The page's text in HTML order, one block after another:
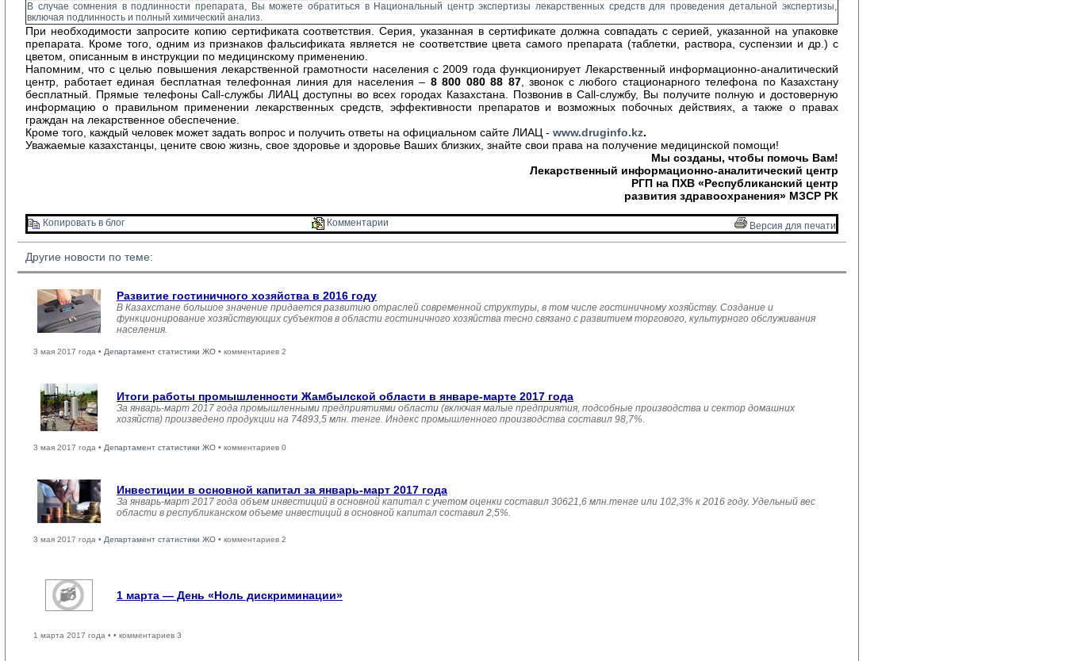
В случае сомнения в подлинности препарата, Вы можете обратиться в Национальный центр экспертизы лекарственных средств для проведения детальной экспертизы,
включая подлинность и полный химический анализ.
При необходимости запросите копию сертификата соответствия. Серия, указанная в сертификате должна совпадать с серией, указанной на упаковке
препарата. Кроме того, одним из признаков фальсификата является не соответствие цвета самого препарата (таблетки, раствора, суспензии и др.) с
цветом, описанным в инструкции по медицинскому применению.
Напомним, что с целью повышения лекарственной грамотности населения с 2009 года функционирует Лекарственный информационно-аналитический
центр, работает единая бесплатная телефонная линия для населения – 8 800 080 88 87, звонок с любого стационарного телефона по Казахстану
бесплатный. Прямые телефоны Call-службы ЛИАЦ доступны во всех городах Казахстана. Позвонив в Call-службу, Вы получите полную и достоверную
информацию о правильном применении лекарственных средств, эффективности препаратов и возможных побочных действиях, а также о правах
граждан на лекарственное обеспечение.
Кроме того, каждый человек может задать вопрос и получить ответы на официальном сайте ЛИАЦ - www.druginfo.kz.
Уважаемые казахстанцы, цените свою жизнь, свое здоровье и здоровье Ваших близких, знайте свои права на получение медицинской помощи!
Мы созданы, чтобы помочь Вам!
Лекарственный информационно-аналитический центр
РГП на ПХВ «Республиканский центр
развития здравоохранения» МЗСР РК
Копировать в блог Комментарии Версия для печати
Другие новости по теме:
Развитие гостиничного хозяйства в 2016 году
В Казахстане большое значение придается развитию отраслей современной структуры, в том числе гостиничному хозяйству. Создание и
функционирование хозяйствующих субъектов в области гостиничного хозяйства тесно связано с развитием торгового, культурного обслуживания
населения.
3 мая 2017 года • Департамент статистики ЖО • комментариев 2
Итоги работы промышленности Жамбылской области в январе-марте 2017 года
За январь-март 2017 года промышленными предприятиями области (включая малые предприятия, подсобные производства и сектор домашних
хозяйств) произведено продукции на 74893,5 млн. тенге. Индекс промышленного производства составил 98,7%.
3 мая 2017 года • Департамент статистики ЖО • комментариев 0
Инвестиции в основной капитал за январь-март 2017 года
За январь-март 2017 года объем инвестиций в основной капитал с учетом оценки составил 30621,6 млн.тенге или 102,3% к 2016 году. Удельный вес
области в республиканском объеме инвестиций в основной капитал составил 2,5%.
3 мая 2017 года • Департамент статистики ЖО • комментариев 2
1 марта — День «Ноль дискриминации»
1 марта 2017 года • • комментариев 3